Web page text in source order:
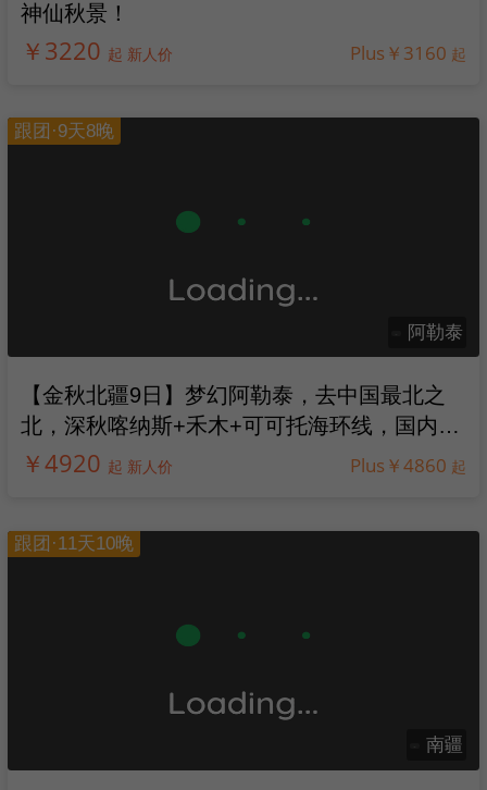
神仙秋景！
￥3220 起 新人价 Plus￥3160 起
跟团·9天8晚
阿勒泰
【金秋北疆9日】梦幻阿勒泰，去中国最北之
北，深秋喀纳斯+禾木+可可托海环线，国内赏
秋TOP1
￥4920 起 新人价 Plus￥4860 起
跟团·11天10晚
南疆